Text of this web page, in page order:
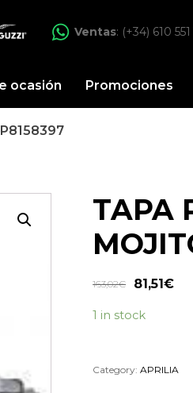
Ventas: (+34) 610
ocasión Promociones
TAPA
163,02€ 81,51€
1 in stock
Category:APRILIA